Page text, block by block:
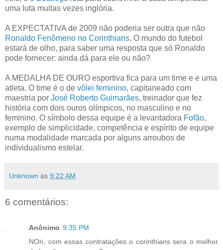
uma luta muitas vezes inglória.
A EXPECTATIVA de 2009 não poderia ser outra que não
Ronaldo Fenômeno no Corinthians. O mundo do futebol
estará de olho, para saber uma resposta que só Ronaldo
pode fornecer: ainda dá para ele ou não?
A MEDALHA DE OURO esportiva fica para um time e e uma
atleta. O time é o de vôlei feminino, capitaneado com
maestria por José Roberto Guimarães, treinador que fez
história com dois ouros olímpicos, no masculino e no
feminino. O símbolo dessa equipe é a levantadora Fofão,
exemplo de simplicidade, competência e espírito de equipe
numa modalidade marcada por alguns arroubos de
individualismo estelar.
Unknown às 9:22 AM
6 comentários:
Anônimo 9:35 PM
NOri, com essas contratações o corinthians sera o melhor